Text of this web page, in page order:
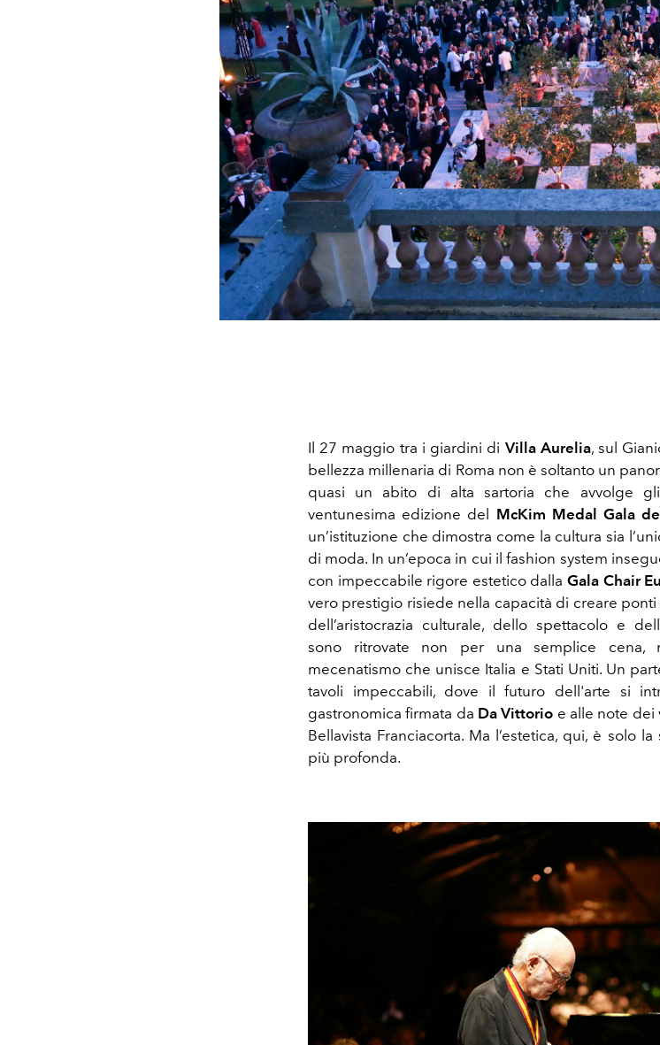
Il 27 maggio tra i giardini di Villa Aurelia, sul
bellezza millenaria di Roma non è soltanto un
quasi un abito di alta sartoria che avvolge
ventunesima edizione del McKim Medal Gala
un’istituzione che dimostra come la cultura sia
di moda. In un’epoca in cui il fashion system
con impeccabile rigore estetico dalla Gala Chair
vero prestigio risiede nella capacità di creare
dell’aristocrazia culturale, dello spettacolo e
sono ritrovate non per una semplice cena,
mecenatismo che unisce Italia e Stati Uniti. Un
tavoli impeccabili, dove il futuro dell'arte si
gastronomica firmata da Da Vittorio e alle note dei
Bellavista Franciacorta. Ma l’estetica, qui, è solo
più profonda.